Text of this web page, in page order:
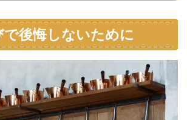
で後悔しないために